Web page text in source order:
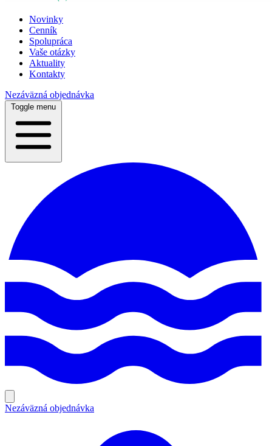
Novinky
Cenník
Spolupráca
Vaše otázky
Aktuality
Kontakty
Nezáväzná objednávka
Toggle menu
Nezáväzná objednávka